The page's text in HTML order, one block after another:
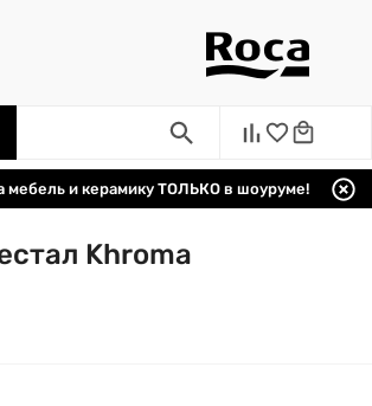
мебель и керамику ТОЛЬКО в шоуруме!
Khroma